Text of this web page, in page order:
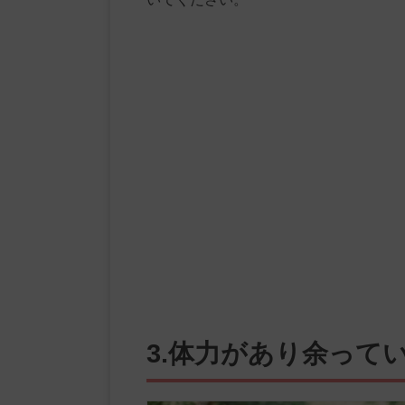
3.体力があり余って